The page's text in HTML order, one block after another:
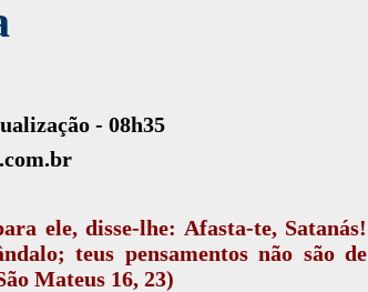
- 08h35
ele, disse-lhe: Afasta-te, Satanás!
teus pensamentos não são de
Mateus 16, 23)